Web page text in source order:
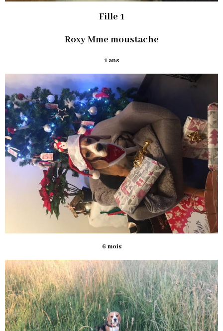
Fille 1
Roxy Mme moustache
1 ans
6 mois